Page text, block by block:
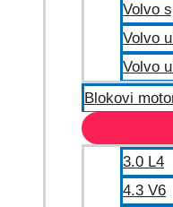
Volvo
Volvo
Volvo
Blokovi
3.0 L4
4.3 V6